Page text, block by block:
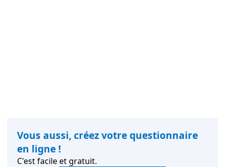
Vous aussi, créez votre questionnaire
en ligne !
C'est facile et gratuit.